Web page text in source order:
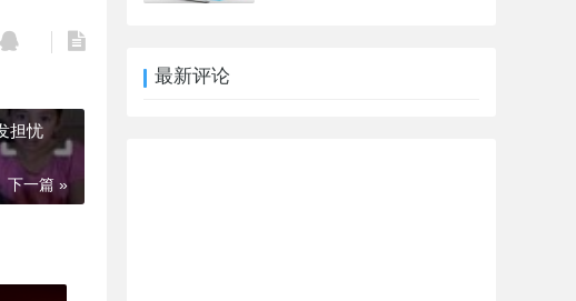
担忧
下一篇 »
最新评论